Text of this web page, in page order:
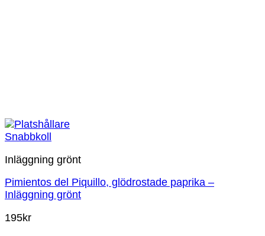
Snabbkoll
Inläggning grönt
Pimientos del Piquillo, glödrostade paprika –
Inläggning grönt
195kr